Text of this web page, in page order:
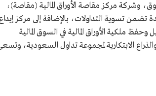
وشركة مركز مقاصة الأوراق المالية (مقاصة)،
تسوية التداولات، بالإضافة إلى مركز
ملكية الأوراق المالية في السوق المالية
الابتكارية لمجموعة تداول السعودية،